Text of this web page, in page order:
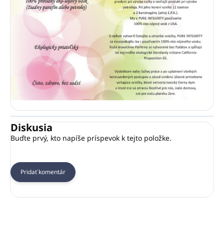
Diskusia
Buďte prvý, kto napíše príspevok k tejto položke.
Pridať komentár